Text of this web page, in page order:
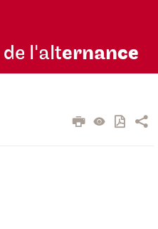
de l'alternance